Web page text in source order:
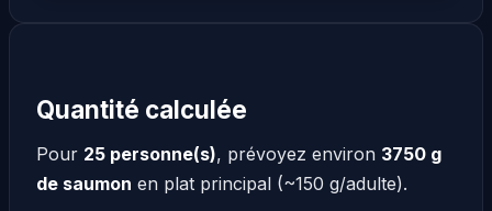
Quantité calculée
Pour 25 personne(s), prévoyez environ 3750 g
de saumon en plat principal (~150 g/adulte).